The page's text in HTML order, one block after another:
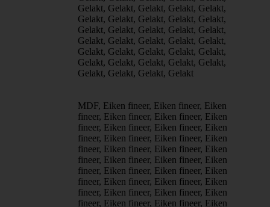
Gelakt, Gelakt, Gelakt, Gelakt, Gelakt,
Gelakt, Gelakt, Gelakt, Gelakt, Gelakt,
Gelakt, Gelakt, Gelakt, Gelakt, Gelakt,
Gelakt, Gelakt, Gelakt, Gelakt, Gelakt,
Gelakt, Gelakt, Gelakt, Gelakt, Gelakt,
Gelakt, Gelakt, Gelakt, Gelakt, Gelakt,
Gelakt, Gelakt, Gelakt, Gelakt
MDF, Eiken fineer, Eiken fineer, Eiken
fineer, Eiken fineer, Eiken fineer, Eiken
fineer, Eiken fineer, Eiken fineer, Eiken
fineer, Eiken fineer, Eiken fineer, Eiken
fineer, Eiken fineer, Eiken fineer, Eiken
fineer, Eiken fineer, Eiken fineer, Eiken
fineer, Eiken fineer, Eiken fineer, Eiken
fineer, Eiken fineer, Eiken fineer, Eiken
fineer, Eiken fineer, Eiken fineer, Eiken
fineer, Eiken fineer, Eiken fineer, Eiken